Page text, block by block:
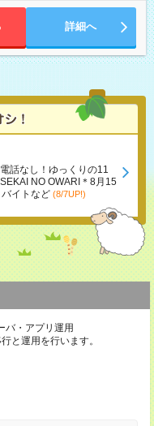
詳細へ
話なし！ゆっくりの11
NO OWARI＊8月15
イトなど (8/7UP!)
バ・アプリ運用
と運用を行います。